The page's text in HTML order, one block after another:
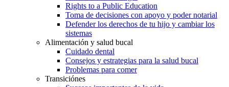
Rights to a Public Education
Toma de decisiones con apoyo y poder notarial
Defender los derechos de tu hijo y cambiar los
sistemas
Alimentación y salud bucal
Cuidado dental
Consejos y estrategias para la salud bucal
Problemas para comer
Transiciónes